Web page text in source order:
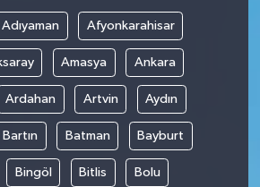
Adıyaman Afyonkarahisar
Amasya Ankara
Ardahan Artvin Aydın
Bartın Batman Bayburt
Bingöl Bitlis Bolu